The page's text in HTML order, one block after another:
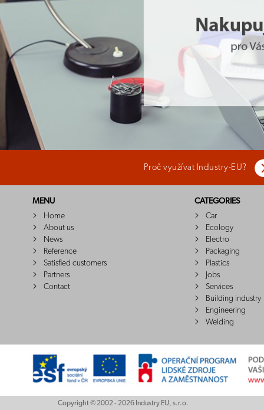
Proč využívat Industry-EU?
MENU
Home
About us
News
Reference
Satisfied customers
Partners
Contact
CATEGORIES
Car
Ecology
Electro
Packaging
Plastics
Jobs
Services
Building industry
Engineering
Welding
Copyright © 2002 - 2026 Industry EU, s.r.o.